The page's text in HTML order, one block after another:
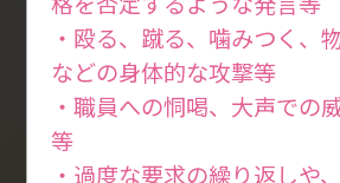
・殴る、蹴る、噛みつく、
などの身体的な攻撃等
・職員への恫喝、大声での
等
・過度な要求の繰り返しや
診療案内